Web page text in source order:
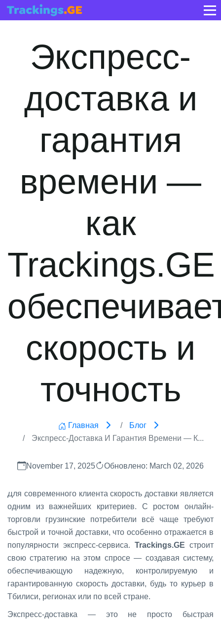
Экспресс-
доставка и
гарантия
времени —
как
Trackings.GE
скорость и
точность
Главная
Блог
Экспресс-Доставка И Гарантия Времени — К...
November 17, 2025 Обновлено: March 02, 2026
Для современного клиента скорость доставки является
одним из важнейших критериев. С ростом онлайн-
торговли грузинские потребители всё чаще требуют
быстрой и точной доставки, что особенно отражается в
популярности экспресс-сервиса. Trackings.GE строит
свою стратегию на этом спросе — создавая систему,
обеспечивающую надежную, контролируемую и
гарантированную скорость доставки, будь то курьер в
Тбилиси, регионах или по всей стране.
Экспресс-доставка — это не просто быстрая